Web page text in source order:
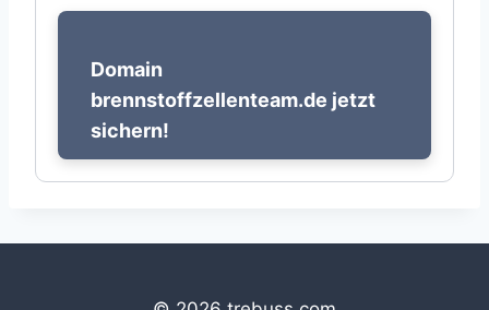
Domain
brennstoffzellenteam.de jetzt
sichern!